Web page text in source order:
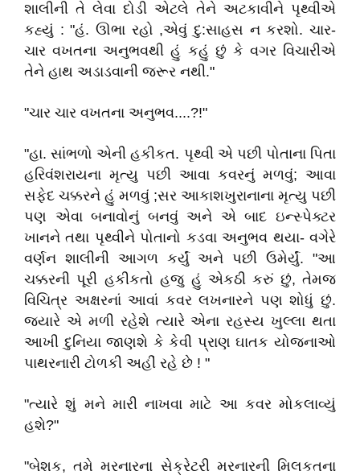
શાલીની તે લેવા દોડી એટલે તેને અટકાવીને પૃથ્વીએ
કહ્યું : "હં. ઊભા રહો ,એવું દુ:સાહસ ન કરશો. ચાર-
ચાર વખતના અનુભવથી હું કહું છું કે વગર વિચારીએ
તેને હાથ અડાડવાની જરૂર નથી."
"ચાર ચાર વખતના અનુભવ....?!"
"હા. સાંભળો એની હકીકત. પૃથ્વી એ પછી પોતાના પિતા
હરિવંશરાયના મૃત્યુ પછી આવા કવરનું મળવું; આવા
સફેદ ચક્કરને હું મળવું ;સર આકાશખુરાનાના મૃત્યુ પછી
પણ એવા બનાવોનું બનવું અને એ બાદ ઇન્સ્પેક્ટર
ખાનને તથા પૃથ્વીને પોતાનો કડવા અનુભવ થયા- વગેરે
વર્ણન શાલીની આગળ કર્યું અને પછી ઉમેર્યું. "આ
ચક્કરની પૂરી હકીકતો હજુ હું એકઠી કરું છું, તેમજ
વિચિત્ર અક્ષરનાં આવાં કવર લખનારને પણ શોધું છું.
જ્યારે એ મળી રહેશે ત્યારે એના રહસ્ય ખુલ્લા થતા
આખી દુનિયા જાણશે કે કેવી પ્રાણ ઘાતક યોજનાઓ
પાથરનારી ટોળકી અહીં રહે છે ! "
"ત્યારે શું મને મારી નાખવા માટે આ કવર મોકલાવ્યું
હશે?"
"બેશક, તમે મરનારના સેક્રેટરી મરનારની મિલકતના